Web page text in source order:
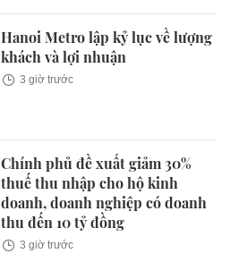
Hanoi Metro lập kỷ lục về lượng
khách và lợi nhuận
3 giờ trước
Chính phủ đề xuất giảm 30%
thuế thu nhập cho hộ kinh
doanh, doanh nghiệp có doanh
thu đến 10 tỷ đồng
3 giờ trước